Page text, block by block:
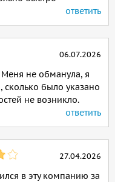
ответить
06.07.2026
не обманула, я
сколько было указано
не возникло.
ответить
27.04.2026
в эту компанию за